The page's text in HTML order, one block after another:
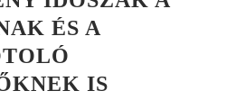
ÉS A
IS